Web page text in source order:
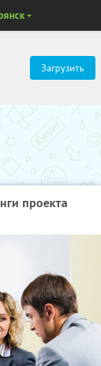
Загрузить
проекта